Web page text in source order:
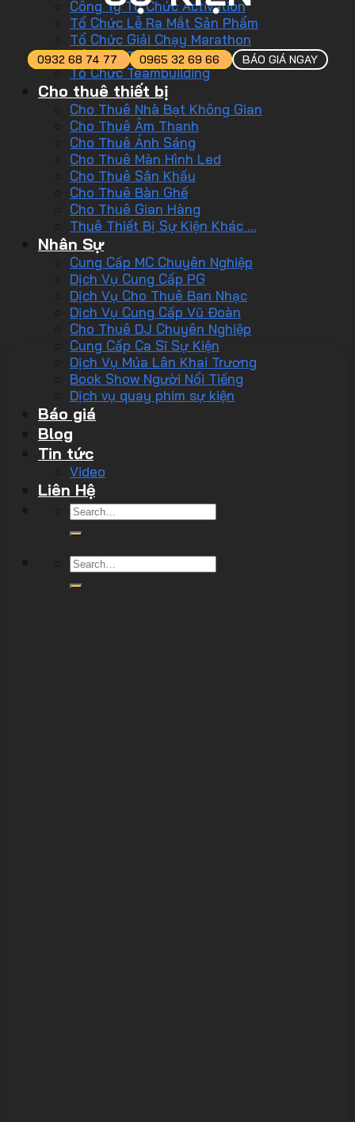
Công Ty Tổ Chức Activation
Tổ Chức Lễ Ra Mắt Sản Phẩm
Tổ Chức Giải Chạy Marathon
Tổ Chức Tiệc Tất Niên
Tổ Chức Teambuilding
Cho thuê thiết bị
Cho Thuê Nhà Bạt Không Gian
Cho Thuê Âm Thanh
Cho Thuê Ánh Sáng
Cho Thuê Màn Hình Led
Cho Thuê Sân Khấu
Cho Thuê Bàn Ghế
Cho Thuê Gian Hàng
Thuê Thiết Bị Sự Kiện Khác …
Nhân Sự
Cung Cấp MC Chuyên Nghiệp
Dịch Vụ Cung Cấp PG
Dịch Vụ Cho Thuê Ban Nhạc
Dịch Vụ Cung Cấp Vũ Đoàn
Cho Thuê DJ Chuyên Nghiệp
Cung Cấp Ca Sĩ Sự Kiện
Dịch Vụ Múa Lân Khai Trương
Book Show Người Nổi Tiếng
Dịch vụ quay phim sự kiện
Báo giá
Blog
Tin tức
Video
Liên Hệ
0932 68 74 77 0965 32 69 66 BÁO GIÁ NGAY